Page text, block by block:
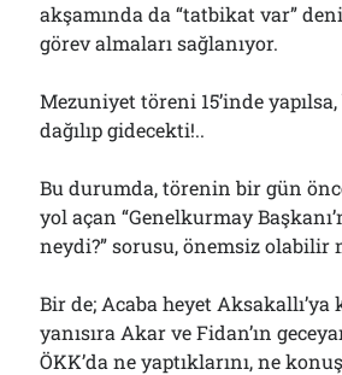
akşamında da “tatbikat var”
görev almaları sağlanıyor.
Mezuniyet töreni 15’inde
dağılıp gidecekti!..
Bu durumda, törenin bir gün
yol açan “Genelkurmay
neydi?” sorusu, önemsiz olabilir
Bir de; Acaba heyet
yanısıra Akar ve Fidan’ın
ÖKK’da ne yaptıklarını, ne